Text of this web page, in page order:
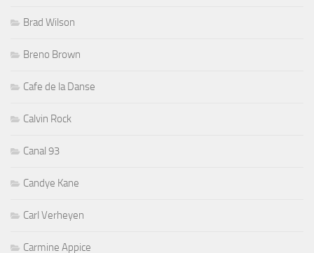
Brad Wilson
Breno Brown
Cafe de la Danse
Calvin Rock
Canal 93
Candye Kane
Carl Verheyen
Carmine Appice